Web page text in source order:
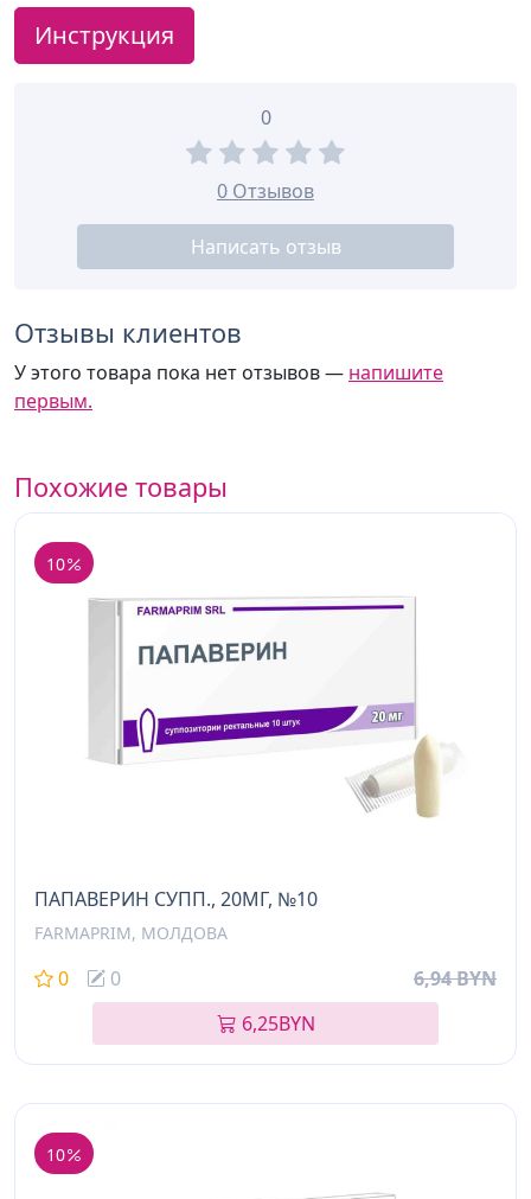
Инструкция
0
0 Отзывов
Написать отзыв
Отзывы клиентов
У этого товара пока нет отзывов — напишите
первым.
Похожие товары
10
ПАПАВЕРИН СУПП., 20МГ, №10
FARMAPRIM, МОЛДОВА
0 0
6,94 BYN
6,25BYN
10